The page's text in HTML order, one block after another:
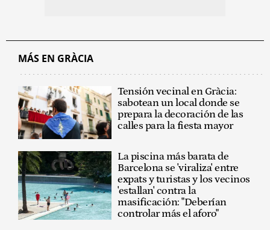
MÁS EN GRÀCIA
Tensión vecinal en Gràcia:
sabotean un local donde se
prepara la decoración de las
calles para la fiesta mayor
La piscina más barata de
Barcelona se 'viraliza' entre
expats y turistas y los vecinos
'estallan' contra la
masificación: "Deberían
controlar más el aforo"